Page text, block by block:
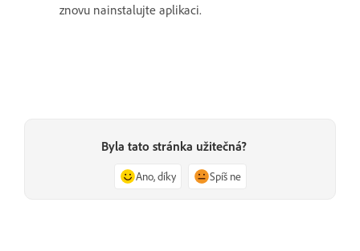
znovu nainstalujte aplikaci.
Byla tato stránka užitečná?
Ano, díky Spíš ne